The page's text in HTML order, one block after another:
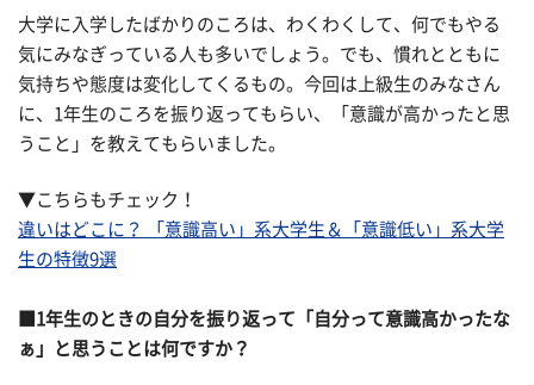
大学に入学したばかりのころは、わくわくして、何でもやる
気にみなぎっている人も多いでしょう。でも、慣れとともに
気持ちや態度は変化してくるもの。今回は上級生のみなさん
に、1年生のころを振り返ってもらい、「意識が高かったと思
うこと」を教えてもらいました。
▼こちらもチェック！
違いはどこに？ 「意識高い」系大学生＆「意識低い」系大学
生の特徴9選
■1年生のときの自分を振り返って「自分って意識高かったな
ぁ」と思うことは何ですか？